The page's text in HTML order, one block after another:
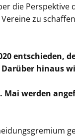
die
zu
entschieden,
Darüber hinaus
Mai werden